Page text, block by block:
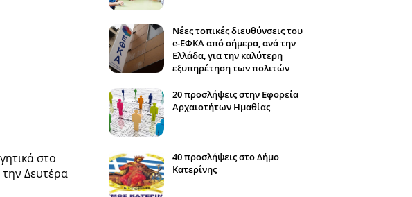
στο
Δευτέρα
Νέες τοπικές διευθύνσεις του
e-ΕΦΚΑ από σήμερα, ανά την
Ελλάδα, για την καλύτερη
εξυπηρέτηση των πολιτών
20 προσλήψεις στην Εφορεία
Αρχαιοτήτων Ημαθίας
40 προσλήψεις στο Δήμο
Κατερίνης